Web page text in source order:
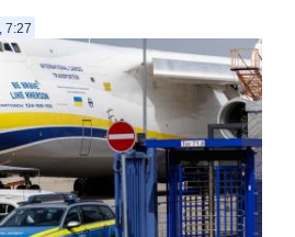
7:27